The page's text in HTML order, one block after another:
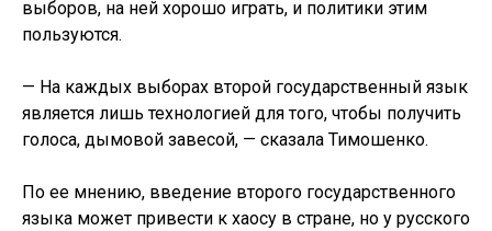
выборов, на ней хорошо играть, и политики этим
пользуются.
— На каждых выборах второй государственный язык
является лишь технологией для того, чтобы получить
голоса, дымовой завесой, — сказала Тимошенко.
По ее мнению, введение второго государственного
языка может привести к хаосу в стране, но у русского